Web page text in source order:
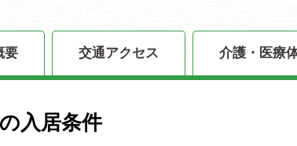
要 交通アクセス 介護・医療
入居条件